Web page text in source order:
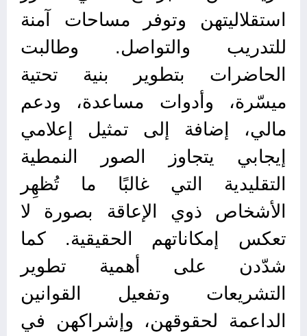
استقلاليتهن وتوفر مساحات آمنة
للتدريب والتواصل. وطالبت
الحاضرات بتطوير بنية تحتية
ميسّرة، وأدوات مساعدة، ودعم
مالي، إضافة إلى تمثيل إعلامي
إيجابي يتجاوز الصور النمطية
التقليدية التي غالبًا ما تُظهِر
الأشخاص ذوي الإعاقة بصورة لا
تعكس إمكاناتهم الحقيقية. كما
شدّدن على أهمية تطوير
التشريعات وتفعيل القوانين
الداعمة لحقوقهن، وإشراكهن في